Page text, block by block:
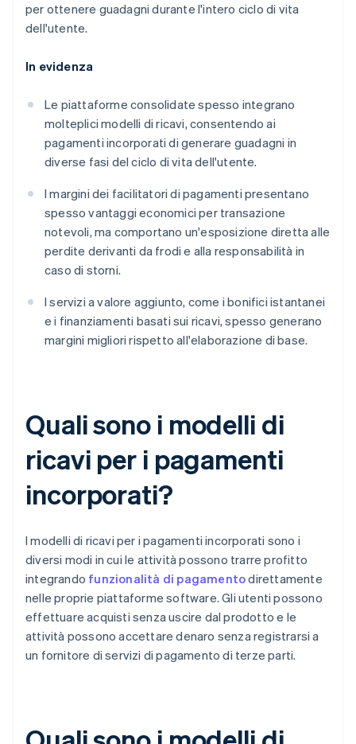
per ottenere guadagni durante l'intero ciclo di vita
dell'utente.
In evidenza
Le piattaforme consolidate spesso integrano
molteplici modelli di ricavi, consentendo ai
pagamenti incorporati di generare guadagni in
diverse fasi del ciclo di vita dell'utente.
I margini dei facilitatori di pagamenti presentano
spesso vantaggi economici per transazione
notevoli, ma comportano un'esposizione diretta alle
perdite derivanti da frodi e alla responsabilità in
caso di storni.
I servizi a valore aggiunto, come i bonifici istantanei
e i finanziamenti basati sui ricavi, spesso generano
margini migliori rispetto all'elaborazione di base.
Quali sono i modelli di
ricavi per i pagamenti
incorporati?
I modelli di ricavi per i pagamenti incorporati sono i
diversi modi in cui le attività possono trarre profitto
integrando funzionalità di pagamentodirettamente
nelle proprie piattaforme software. Gli utenti possono
effettuare acquisti senza uscire dal prodotto e le
attività possono accettare denaro senza registrarsi a
un fornitore di servizi di pagamento di terze parti.